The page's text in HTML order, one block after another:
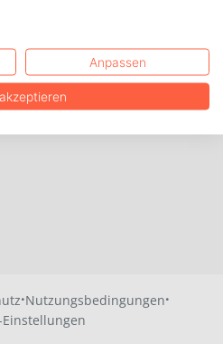
·Nutzungsbedingungen·
Einstellungen
Anpassen